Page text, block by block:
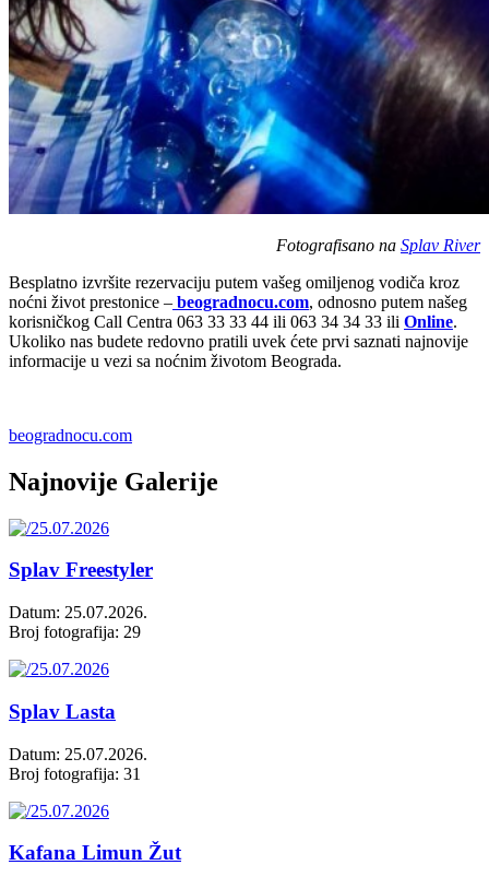
Fotografisano na Splav River
Besplatno izvršite rezervaciju putem vašeg omiljenog vodiča kroz
noćni život prestonice – beogradnocu.com, odnosno putem našeg
korisničkog Call Centra 063 33 33 44 ili 063 34 34 33 ili Online.
Ukoliko nas budete redovno pratili uvek ćete prvi saznati najnovije
informacije u vezi sa noćnim životom Beograda.
beogradnocu.com
Najnovije Galerije
Splav Freestyler
Datum: 25.07.2026.
Broj fotografija: 29
Splav Lasta
Datum: 25.07.2026.
Broj fotografija: 31
Kafana Limun Žut